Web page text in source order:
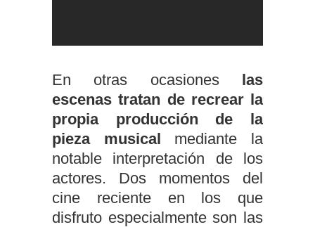
En otras ocasiones las
escenas tratan de recrear la
propia producción de la
pieza musical mediante la
notable interpretación de los
actores. Dos momentos del
cine reciente en los que
disfruto especialmente son las